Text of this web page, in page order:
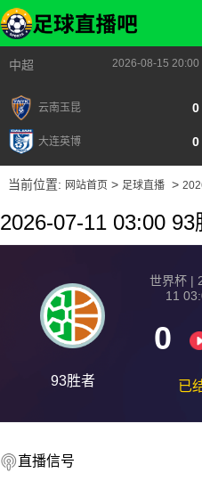
中超 2026-08-15 20:00
云南玉昆 0
大连英博 0
当前位置: 网站首页> 足球直播>
2026-07-11 03:00
93胜者
世界杯 |
11
0
已
直播信号